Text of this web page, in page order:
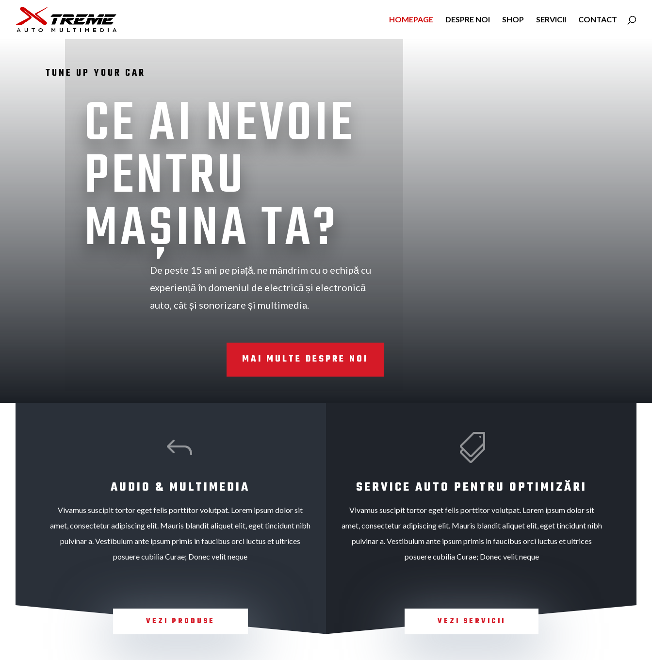
HOMEPAGE DESPRE NOI SHOP SERVICII CONTACT
TUNE UP YOUR CAR
CE AI NEVOIE
PENTRU
MAȘINA TA?
De peste 15 ani pe piață, ne mândrim cu o echipă cu
experiență în domeniul de electrică și electronică
auto, cât și sonorizare și multimedia.
MAI MULTE DESPRE NOI
J
AUDIO & MULTIMEDIA
Vivamus suscipit tortor eget felis porttitor volutpat. Lorem ipsum dolor sit
amet, consectetur adipiscing elit. Mauris blandit aliquet elit, eget tincidunt nibh
pulvinar a. Vestibulum ante ipsum primis in faucibus orci luctus et ultrices
posuere cubilia Curae; Donec velit neque
VEZI PRODUSE

SERVICE AUTO PENTRU OPTIMIZĂRI
Vivamus suscipit tortor eget felis porttitor volutpat. Lorem ipsum dolor sit
amet, consectetur adipiscing elit. Mauris blandit aliquet elit, eget tincidunt nibh
pulvinar a. Vestibulum ante ipsum primis in faucibus orci luctus et ultrices
posuere cubilia Curae; Donec velit neque
VEZI SERVICII